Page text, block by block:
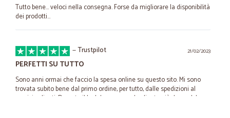
Tutto bene... veloci nella consegna. Forse da migliorare la disponibilità
dei prodotti...
21/02/2023
—Trustpilot
PERFETTI SU TUTTO
Sono anni ormai che faccio la spesa online su questo sito. Mi sono
trovata subito bene dal primo ordine, per tutto, dalle spedizioni al
servizio clienti. Durante il lockdown essendo cliente già da qualche